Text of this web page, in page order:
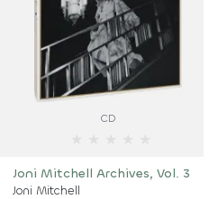
CD
Joni Mitchell Archives, Vol. 3
Joni Mitchell